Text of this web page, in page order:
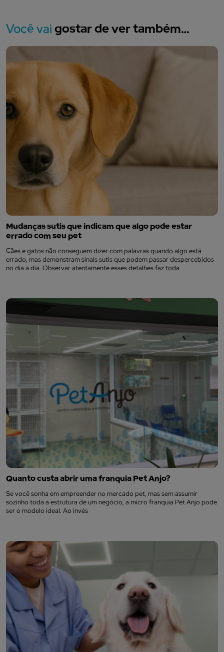
Você vaigostar de ver também…
Mudanças sutis que indicam que algo pode estar
errado com seu pet
Cães e gatos não conseguem dizer com palavras quando algo está
errado, mas demonstram sinais sutis que podem passar despercebidos
no dia a dia. Observar atentamente esses detalhes faz toda
Quanto custa abrir uma franquia Pet Anjo?
Se você sonha em empreender no mercado pet, mas sem assumir
sozinho toda a estrutura de um negócio, a micro franquia Pet Anjo pode
ser o modelo ideal. Ao invés